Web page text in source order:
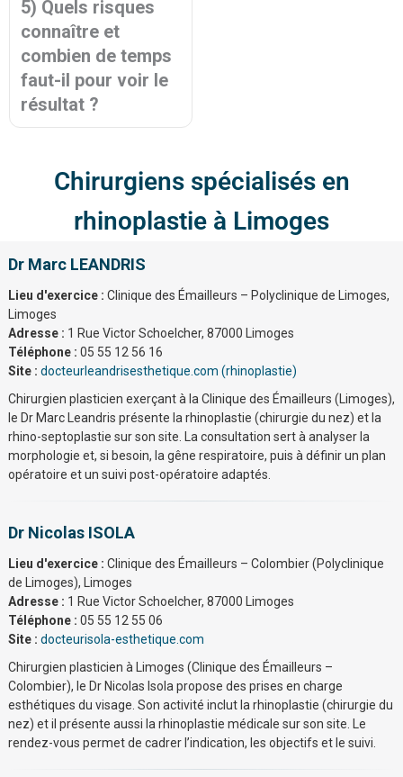
5) Quels risques
connaître et
combien de temps
faut-il pour voir le
résultat ?
Chirurgiens spécialisés en
rhinoplastie à Limoges
Dr Marc LEANDRIS
Lieu d'exercice : Clinique des Émailleurs – Polyclinique de Limoges,
Limoges
Adresse : 1 Rue Victor Schoelcher, 87000 Limoges
Téléphone : 05 55 12 56 16
Site : docteurleandrisesthetique.com (rhinoplastie)
Chirurgien plasticien exerçant à la Clinique des Émailleurs (Limoges),
le Dr Marc Leandris présente la rhinoplastie (chirurgie du nez) et la
rhino-septoplastie sur son site. La consultation sert à analyser la
morphologie et, si besoin, la gêne respiratoire, puis à définir un plan
opératoire et un suivi post-opératoire adaptés.
Dr Nicolas ISOLA
Lieu d'exercice : Clinique des Émailleurs – Colombier (Polyclinique
de Limoges), Limoges
Adresse : 1 Rue Victor Schoelcher, 87000 Limoges
Téléphone : 05 55 12 55 06
Site : docteurisola-esthetique.com
Chirurgien plasticien à Limoges (Clinique des Émailleurs –
Colombier), le Dr Nicolas Isola propose des prises en charge
esthétiques du visage. Son activité inclut la rhinoplastie (chirurgie du
nez) et il présente aussi la rhinoplastie médicale sur son site. Le
rendez-vous permet de cadrer l’indication, les objectifs et le suivi.